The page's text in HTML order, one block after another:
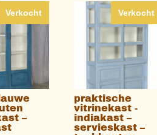
Verkocht
–
Verkocht
praktische
vitrinekast -
indiakast –
servieskast –